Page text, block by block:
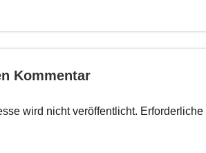
Kommentar
wird nicht veröffentlicht.